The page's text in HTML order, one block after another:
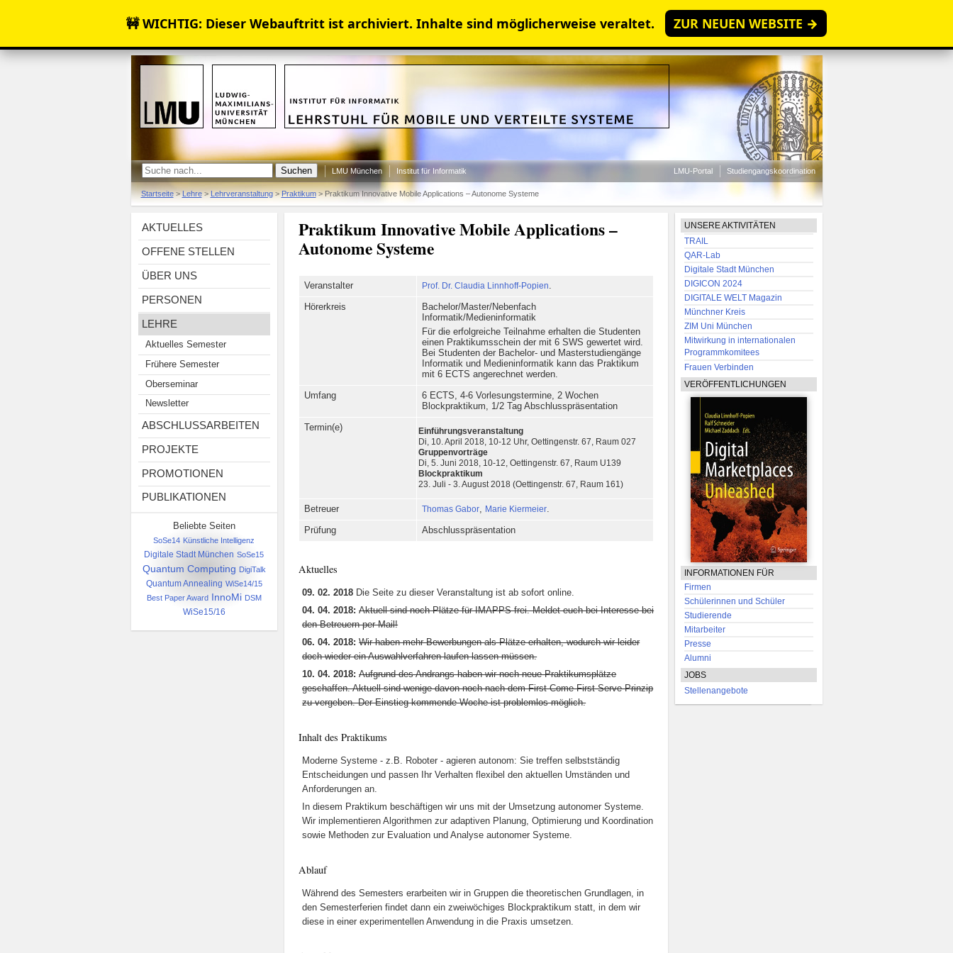
🚧 WICHTIG: Dieser Webauftritt ist archiviert. Inhalte sind möglicherweise veraltet. ZUR NEUEN WEBSITE →
LMU München Institut für Informatik LMU-Portal Studiengangskoordination
Startseite>Lehre>Lehrveranstaltung>Praktikum>Praktikum Innovative Mobile Applications – Autonome Systeme
AKTUELLES
OFFENE STELLEN
ÜBER UNS
PERSONEN
LEHRE
Aktuelles Semester
Frühere Semester
Oberseminar
Newsletter
ABSCHLUSSARBEITEN
PROJEKTE
PROMOTIONEN
PUBLIKATIONEN
Beliebte Seiten
SoSe14 Künstliche Intelligenz
Digitale Stadt München SoSe15
Quantum Computing DigiTalk
Quantum Annealing WiSe14/15
Best Paper Award
InnoMi DSM
WiSe15/16
Praktikum Innovative Mobile Applications –
Autonome Systeme
Veranstalter Prof. Dr. Claudia Linnhoff-Popien.
Hörerkreis
Bachelor/Master/Nebenfach
Informatik/Medieninformatik
Für die erfolgreiche Teilnahme erhalten die Studenten
einen Praktikumsschein der mit 6 SWS gewertet wird.
Bei Studenten der Bachelor- und Masterstudiengänge
Informatik und Medieninformatik kann das Praktikum
mit 6 ECTS angerechnet werden.
Umfang
6 ECTS, 4-6 Vorlesungstermine, 2 Wochen
Blockpraktikum, 1/2 Tag Abschlusspräsentation
Termin(e)
Einführungsveranstaltung
Di, 10. April 2018, 10-12 Uhr, Oettingenstr. 67, Raum 027
Gruppenvorträge
Di, 5. Juni 2018, 10-12, Oettingenstr. 67, Raum U139
Blockpraktikum
23. Juli - 3. August 2018 (Oettingenstr. 67, Raum 161)
Betreuer Thomas Gabor, Marie Kiermeier.
Prüfung Abschlusspräsentation
Aktuelles
09. 02. 2018 Die Seite zu dieser Veranstaltung ist ab sofort online.
04. 04. 2018: Aktuell sind noch Plätze für IMAPPS frei. Meldet euch bei Interesse bei
den Betreuern per Mail!
06. 04. 2018: Wir haben mehr Bewerbungen als Plätze erhalten, wodurch wir leider
doch wieder ein Auswahlverfahren laufen lassen müssen.
10. 04. 2018: Aufgrund des Andrangs haben wir noch neue Praktikumsplätze
geschaffen. Aktuell sind wenige davon noch nach dem First-Come-First-Serve-Prinzip
zu vergeben. Der Einstieg kommende Woche ist problemlos möglich.
Inhalt des Praktikums
Moderne Systeme - z.B. Roboter - agieren autonom: Sie treffen selbstständig
Entscheidungen und passen Ihr Verhalten flexibel den aktuellen Umständen und
Anforderungen an.
In diesem Praktikum beschäftigen wir uns mit der Umsetzung autonomer Systeme.
Wir implementieren Algorithmen zur adaptiven Planung, Optimierung und Koordination
sowie Methoden zur Evaluation und Analyse autonomer Systeme.
Ablauf
Während des Semesters erarbeiten wir in Gruppen die theoretischen Grundlagen, in
den Semesterferien findet dann ein zweiwöchiges Blockpraktikum statt, in dem wir
diese in einer experimentellen Anwendung in die Praxis umsetzen.
UNSERE AKTIVITÄTEN
TRAIL
QAR-Lab
Digitale Stadt München
DIGICON 2024
DIGITALE WELT Magazin
Münchner Kreis
ZIM Uni München
Mitwirkung in internationalen
Programmkomitees
Frauen Verbinden
VERÖFFENTLICHUNGEN
INFORMATIONEN FÜR
Firmen
Schülerinnen und Schüler
Studierende
Mitarbeiter
Presse
Alumni
JOBS
Stellenangebote